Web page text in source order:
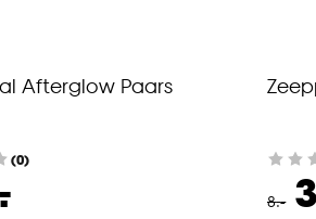
Afterglow Paars
(0)
- 8.-